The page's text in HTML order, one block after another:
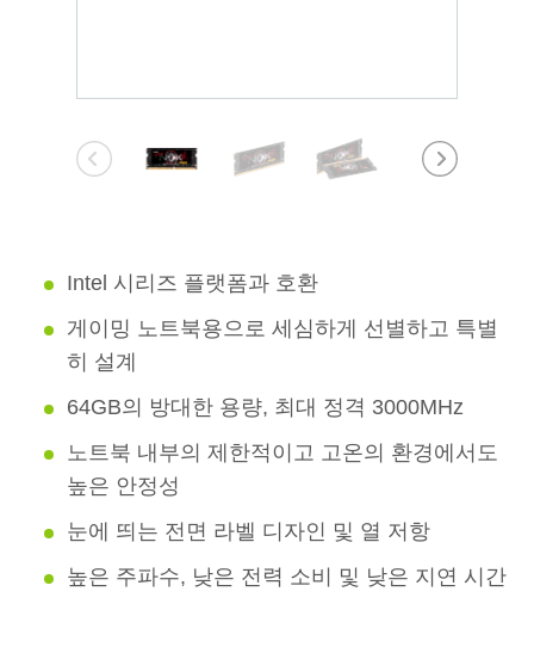
Intel 시리즈 플랫폼과 호환
게이밍 노트북용으로 세심하게 선별하고 특별
히 설계
64GB의 방대한 용량, 최대 정격 3000MHz
노트북 내부의 제한적이고 고온의 환경에서도
높은 안정성
눈에 띄는 전면 라벨 디자인 및 열 저항
높은 주파수, 낮은 전력 소비 및 낮은 지연 시간